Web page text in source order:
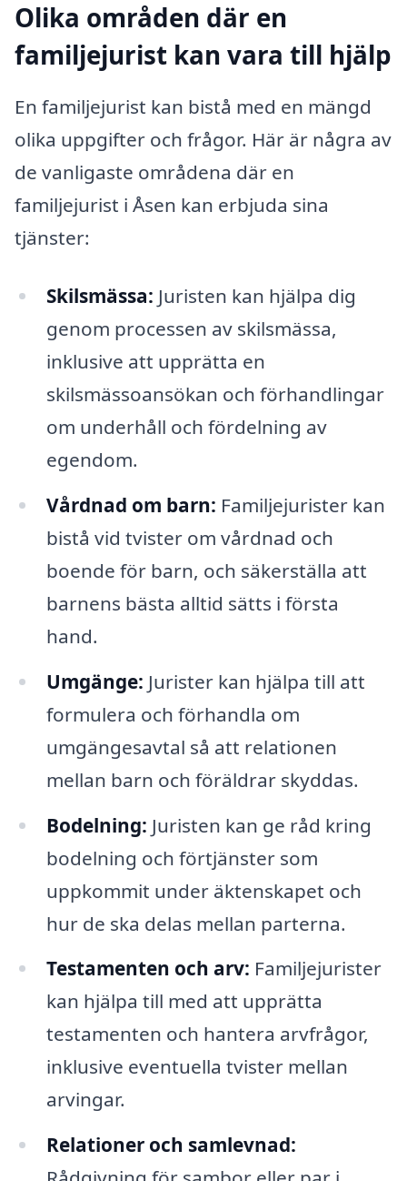
Olika områden där en
familjejurist kan vara till hjälp
En familjejurist kan bistå med en mängd
olika uppgifter och frågor. Här är några av
de vanligaste områdena där en
familjejurist i Åsen kan erbjuda sina
tjänster:
Skilsmässa: Juristen kan hjälpa dig
genom processen av skilsmässa,
inklusive att upprätta en
skilsmässoansökan och förhandlingar
om underhåll och fördelning av
egendom.
Vårdnad om barn: Familjejurister kan
bistå vid tvister om vårdnad och
boende för barn, och säkerställa att
barnens bästa alltid sätts i första
hand.
Umgänge: Jurister kan hjälpa till att
formulera och förhandla om
umgängesavtal så att relationen
mellan barn och föräldrar skyddas.
Bodelning: Juristen kan ge råd kring
bodelning och förtjänster som
uppkommit under äktenskapet och
hur de ska delas mellan parterna.
Testamenten och arv: Familjejurister
kan hjälpa till med att upprätta
testamenten och hantera arvfrågor,
inklusive eventuella tvister mellan
arvingar.
Relationer och samlevnad: